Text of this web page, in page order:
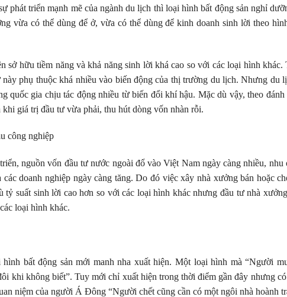
phát triển mạnh mẽ của ngành du lịch thì loại hình bất động sản nghỉ
vừa có thể dùng để ở, vừa có thể dùng để kinh doanh sinh lời theo
sở hữu tiềm năng và khả năng sinh lời khá cao so với các loại hình
này phụ thuộc khá nhiều vào biến động của thị trường du lịch. Nhưng
quốc gia chịu tác động nhiều từ biến đổi khí hậu. Mặc dù vậy, theo
khi giá trị đầu tư vừa phải, thu hút dòng vốn nhàn rỗi.
công nghiệp
nguồn vốn đầu tư nước ngoài đổ vào Việt Nam ngày càng nhiều,
các doanh nghiệp ngày càng tăng. Do đó việc xây nhà xưởng bán hoặc
tỷ suất sinh lời cao hơn so với các loại hình khác nhưng đầu tư nhà
loại hình khác.
bất động sản mới manh nha xuất hiện. Một loại hình mà “Người
khi không biết”. Tuy mới chỉ xuất hiện trong thời điểm gần đây nhưng
niệm của người Á Đông “Người chết cũng cần có một ngôi nhà hoành